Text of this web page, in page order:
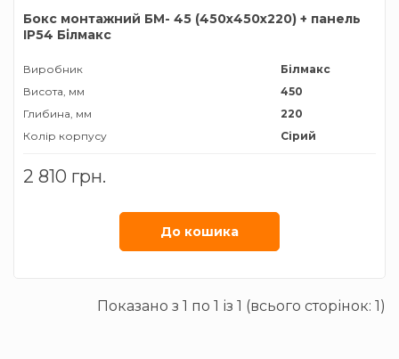
Бокс монтажний БМ- 45 (450х450х220) + панель
ІР54 Білмакс
Виробник
Білмакс
Висота, мм
450
Глибина, мм
220
Колір корпусу
Сірий
Тип монтажу
2 810 грн.
До кошика
Показано з 1 по 1 із 1 (всього сторінок: 1)